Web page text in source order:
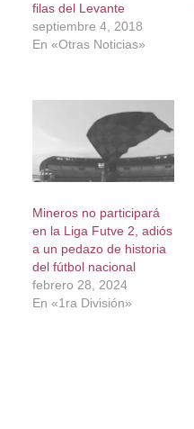
filas del Levante
septiembre 4, 2018
En «Otras Noticias»
Mineros no participará
en la Liga Futve 2, adiós
a un pedazo de historia
del fútbol nacional
febrero 28, 2024
En «1ra División»